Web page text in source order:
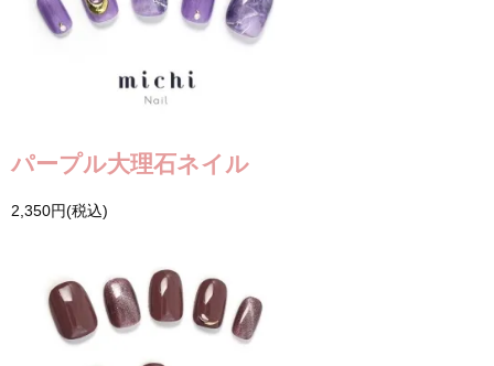
パープル大理石ネイル
2,350円(税込)